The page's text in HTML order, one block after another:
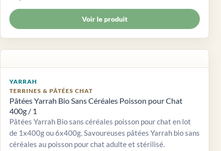
Voir le produit
YARRAH
TERRINES & PÂTÉES CHAT
Pâtées Yarrah Bio Sans Céréales Poisson pour Chat
400g / 1
Pâtées Yarrah Bio sans céréales poisson pour chat en lot
de 1x400g ou 6x400g. Savoureuses pâtées Yarrah bio sans
céréales au poisson pour chat adulte et stérilisé.